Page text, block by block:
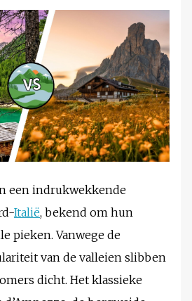
een indrukwekkende
Italië, bekend om hun
pieken. Vanwege de
van de valleien slibben
dicht. Het klassieke